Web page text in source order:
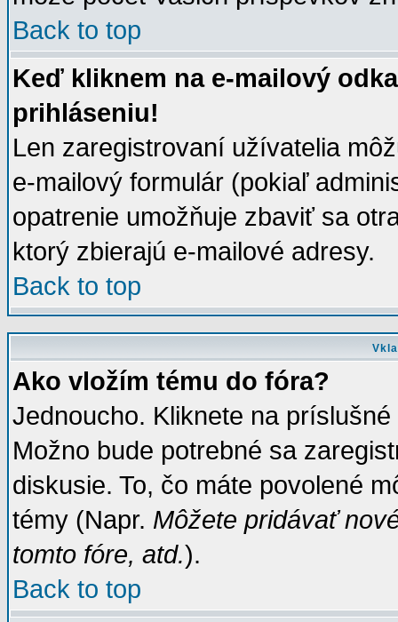
Back to top
Keď kliknem na e-mailový
prihláseniu!
Len zaregistrovaní užívatelia
e-mailový formulár (pokiaľ
opatrenie umožňuje zbaviť sa
ktorý zbierajú e-mailové adresy.
Back to top
Ako vložím tému do fóra?
Jednoucho. Kliknete na
Možno bude potrebné sa
diskusie. To, čo máte povolené
témy (Napr. Môžete pridávať
tomto fóre, atd.).
Back to top